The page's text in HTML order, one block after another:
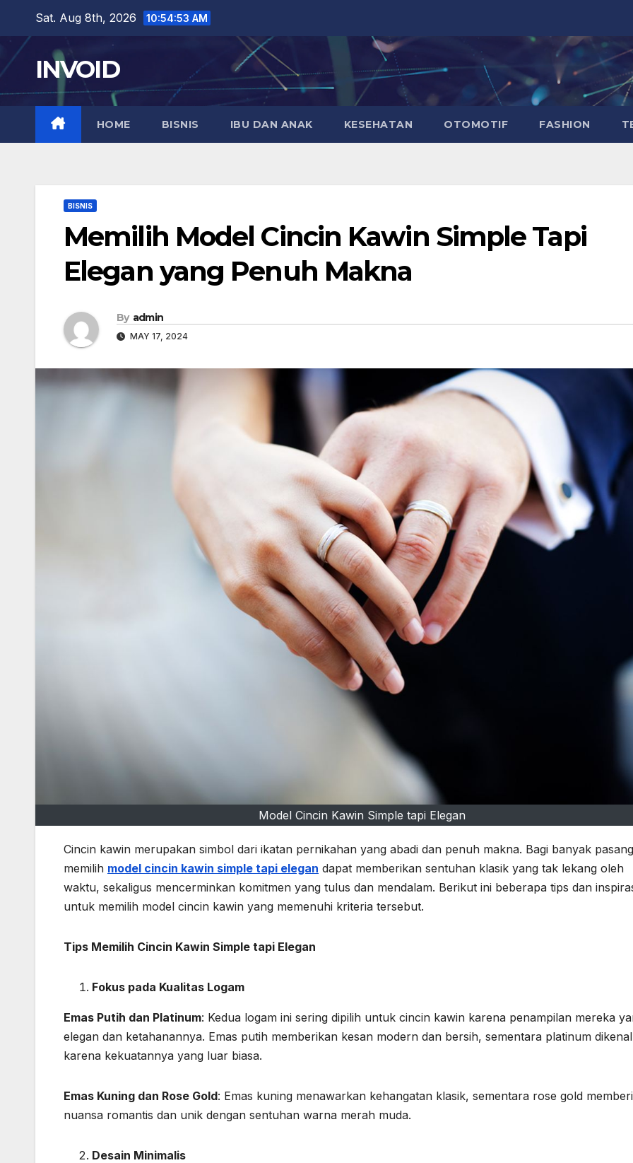
content
Sat. Aug 8th, 2026 10:54:54 AM
INVOID
HOME BISNIS IBU DAN ANAK KESEHATAN OTOMOTIF FASHION
BISNIS
Memilih Model Cincin Kawin Simple Tapi
Elegan yang Penuh Makna
By admin
MAY 17, 2024
Model Cincin Kawin Simple tapi Elegan
Cincin kawin merupakan simbol dari ikatan pernikahan yang abadi dan penuh makna. Bagi banyak
memilih model cincin kawin simple tapi elegan dapat memberikan sentuhan klasik yang tak lekang oleh
waktu, sekaligus mencerminkan komitmen yang tulus dan mendalam. Berikut ini beberapa tips dan
untuk memilih model cincin kawin yang memenuhi kriteria tersebut.
Tips Memilih Cincin Kawin Simple tapi Elegan
Fokus pada Kualitas Logam
Emas Putih dan Platinum: Kedua logam ini sering dipilih untuk cincin kawin karena penampilan mereka
elegan dan ketahanannya. Emas putih memberikan kesan modern dan bersih, sementara platinum dikenal
karena kekuatannya yang luar biasa.
Emas Kuning dan Rose Gold: Emas kuning menawarkan kehangatan klasik, sementara rose gold
nuansa romantis dan unik dengan sentuhan warna merah muda.
Desain Minimalis